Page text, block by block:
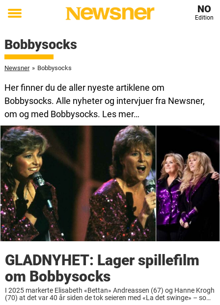
Toggle
NO
Edition
Bobbysocks
Newsner » Bobbysocks
Her finner du de aller nyeste artiklene om
Bobbysocks. Alle nyheter og intervjuer fra Newsner,
om og med Bobbysocks. Les mer…
GLADNYHET: Lager spillefilm
om Bobbysocks
I 2025 markerte Elisabeth «Bettan» Andreassen (67) og Hanne Krogh
(70) at det var 40 år siden de tok seieren med «La det swinge» – som